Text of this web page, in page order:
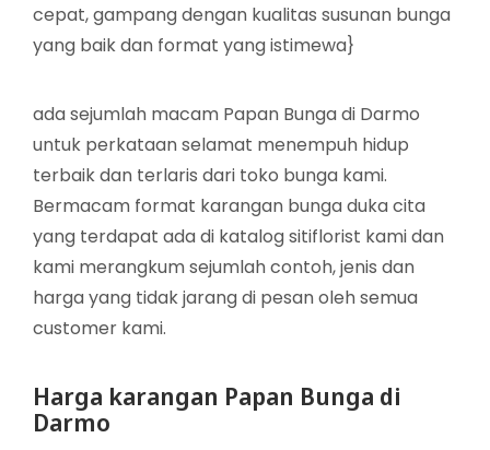
cepat, gampang dengan kualitas susunan bunga
yang baik dan format yang istimewa}
ada sejumlah macam Papan Bunga di Darmo
untuk perkataan selamat menempuh hidup
terbaik dan terlaris dari toko bunga kami.
Bermacam format karangan bunga duka cita
yang terdapat ada di katalog sitiflorist kami dan
kami merangkum sejumlah contoh, jenis dan
harga yang tidak jarang di pesan oleh semua
customer kami.
Harga karangan Papan Bunga di
Darmo